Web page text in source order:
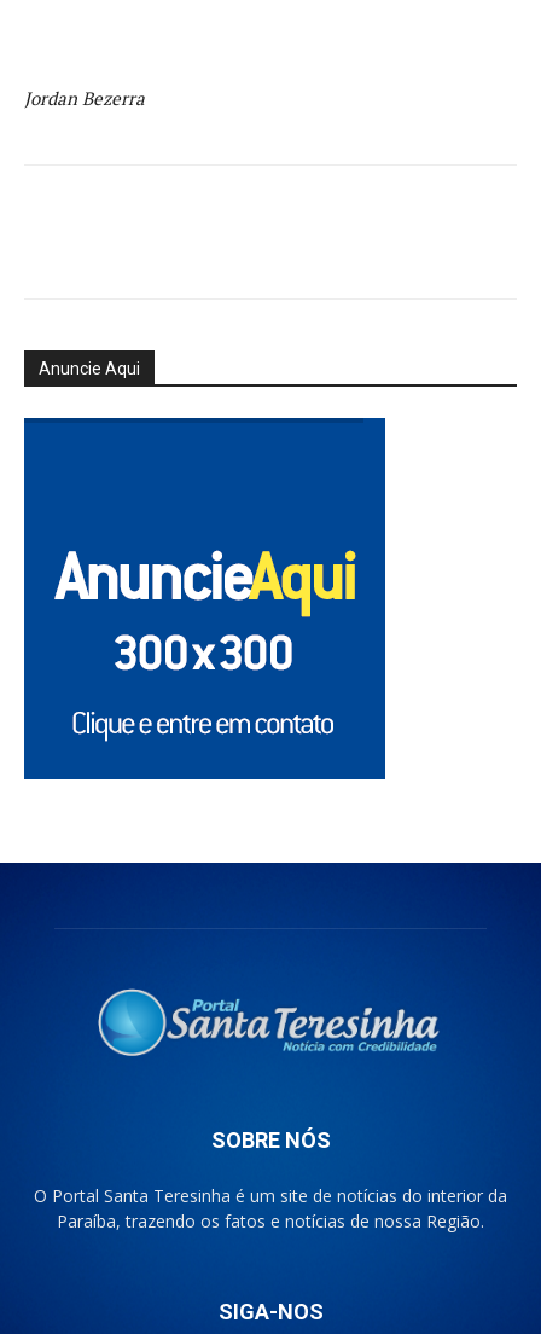
Jordan Bezerra
Anuncie Aqui
SOBRE NÓS
O Portal Santa Teresinha é um site de notícias do interior da
Paraíba, trazendo os fatos e notícias de nossa Região.
SIGA-NOS